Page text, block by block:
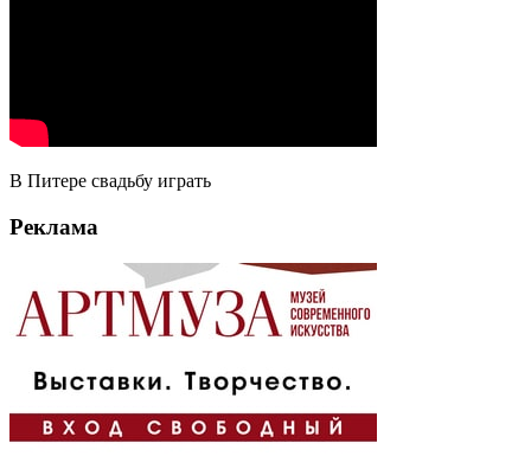
В Питере свадьбу играть
Реклама